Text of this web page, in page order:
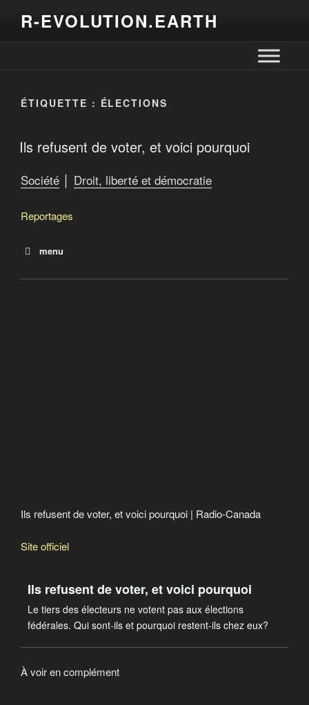
R-EVOLUTION.EARTH
ÉTIQUETTE : ÉLECTIONS
Ils refusent de voter, et voici pourquoi
Société │ Droit, liberté et démocratie
Reportages
menu
Ils refusent de voter, et voici pourquoi | Radio-Canada
Site officiel
Ils refusent de voter, et voici pourquoi
Le tiers des électeurs ne votent pas aux élections
fédérales. Qui sont-ils et pourquoi restent-ils chez eux?
À voir en complément